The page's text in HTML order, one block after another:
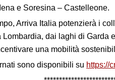
e Soresina – Castelleone.
Arriva Italia potenzierà i
Lombardia, dai laghi di Garda
una mobilità
sono disponibili su https://